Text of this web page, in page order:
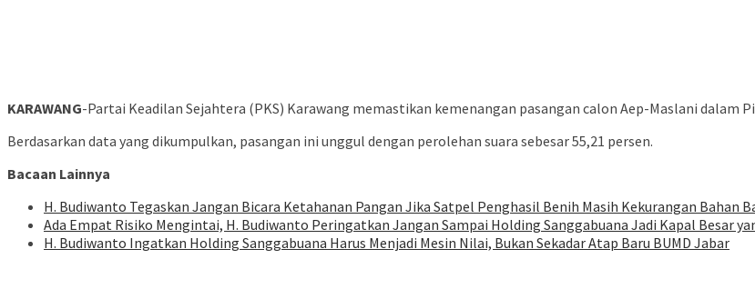
KARAWANG-Partai Keadilan Sejahtera (PKS) Karawang memastikan kemenangan pasangan calon Aep-Maslani dalam
Berdasarkan data yang dikumpulkan, pasangan ini unggul dengan perolehan suara sebesar 55,21 persen.
Bacaan Lainnya
H. Budiwanto Tegaskan Jangan Bicara Ketahanan Pangan Jika Satpel Penghasil Benih Masih Kekurangan Bahan
Ada Empat Risiko Mengintai, H. Budiwanto Peringatkan Jangan Sampai Holding Sanggabuana Jadi Kapal Besar
H. Budiwanto Ingatkan Holding Sanggabuana Harus Menjadi Mesin Nilai, Bukan Sekadar Atap Baru BUMD Jabar